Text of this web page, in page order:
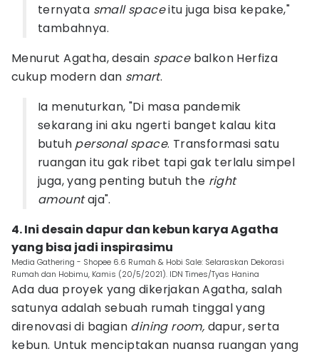
ternyata small spaceitu juga bisa kepake,"
tambahnya.
Menurut Agatha, desain space balkon Herfiza
cukup modern dan smart.
Ia menuturkan, "Di masa pandemik
sekarang ini aku ngerti banget kalau kita
butuh personal space. Transformasi satu
ruangan itu gak ribet tapi gak terlalu simpel
juga, yang penting butuh the right
amountaja".
4. Ini desain dapur dan kebun karya Agatha
yang bisa jadi inspirasimu
Media Gathering - Shopee 6.6 Rumah & Hobi Sale: Selaraskan Dekorasi
Rumah dan Hobimu, Kamis (20/5/2021). IDN Times/Tyas Hanina
Ada dua proyek yang dikerjakan Agatha, salah
satunya adalah sebuah rumah tinggal yang
direnovasi di bagian dining room, dapur, serta
kebun. Untuk menciptakan nuansa ruangan yang